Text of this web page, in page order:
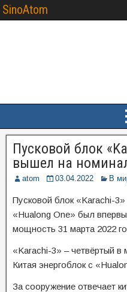
SinoAtom
Пусковой блок
вышел на
atom 03.04.2022 В
Пусковой блок «Karachi-
«Hualong One» был
мощность 31 марта 2022
«Karachi-3» – четвёртый в
Китая энергоблок с
За сооружение отвечает